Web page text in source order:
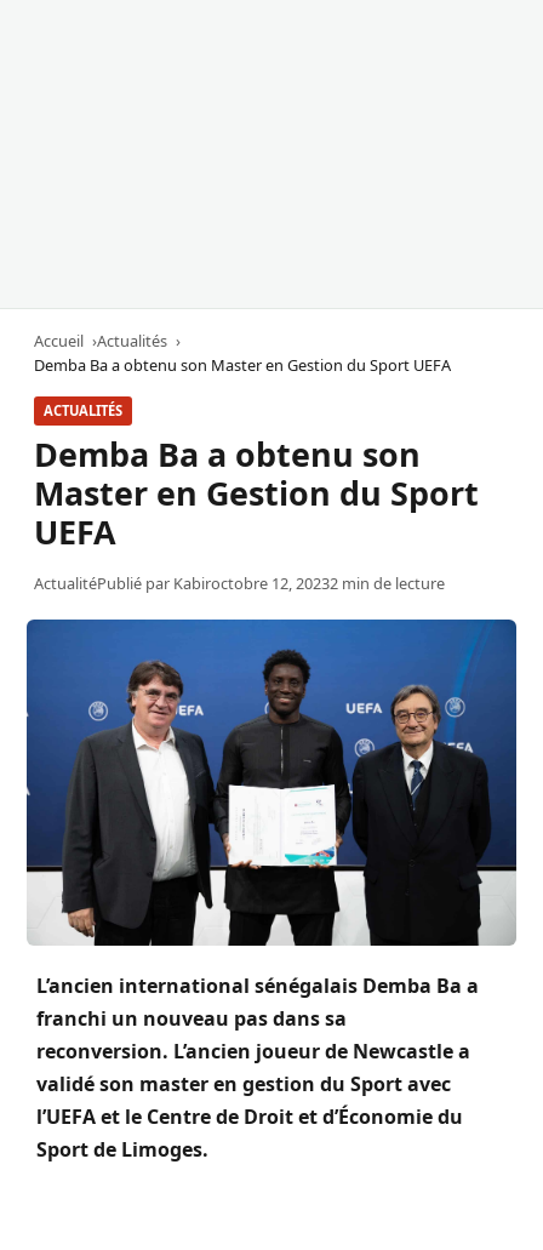
Accueil
Actualités
Demba Ba a obtenu son Master en Gestion du Sport UEFA
ACTUALITÉS
Demba Ba a obtenu son
Master en Gestion du Sport
UEFA
ActualitéPublié par Kabiroctobre 12, 20232 min de lecture
L’ancien international sénégalais Demba Ba a
franchi un nouveau pas dans sa
reconversion. L’ancien joueur de Newcastlea
validé son master en gestion du Sport avec
l’UEFA et le Centre de Droit et d’Économie du
Sport de Limoges.